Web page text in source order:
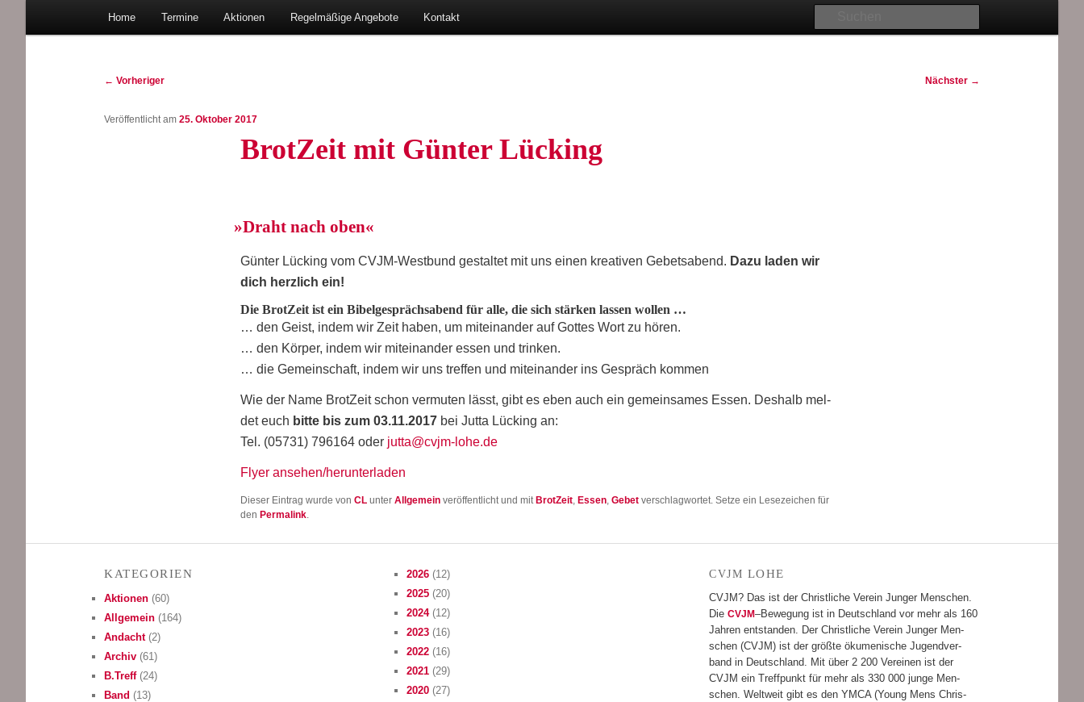
CVJM Lohe
Zum
Home Ter­mi­ne Aktio­nen Regel­mä­ßi­ge Angebote Kon­takt
Beitragsnavigation
← Vorheriger Nächster →
Brot­Zeit mit Gün­ter Lücking
Veröffentlicht am25. Oktober 2017
»Draht nach oben«
Gün­ter Lücking vom CVJM-West­bund gestal­tet mit uns einen krea­ti­ven Gebets­abend. Dazu laden wir
dich herz­lich ein!
Die Brot­Zeit ist ein Bibel­ge­sprächs­abend für alle, die sich stär­ken las­sen wollen …
… den Geist, indem wir Zeit haben, um mit­ein­an­der auf Got­tes Wort zu hören.
… den Kör­per, indem wir mit­ein­an­der ­essen und trinken.
… die Gemein­schaft, indem wir uns tref­fen und mit­ein­an­der ins ­Gespräch kommen
Wie der Name Brot­Zeit schon ver­mu­ten lässt, gibt es eben auch ein gemein­sa­mes Essen. Des­halb mel­
det euch bit­te bis zum 03.11.2017 bei Jut­ta Lücking an:
Tel. (05731) 796164 oder jutta@cvjm-lohe.de
Fly­er ansehen/herunterladen
Dieser Eintrag wurde vonCL unterAllgemein veröffentlicht und mit BrotZeit, Essen,Gebet verschlagwortet. Setze ein Lesezeichen für
den Permalink.
KATE­GO­RIEN
Aktionen (60)
Allgemein (164)
Andacht(2)
Archiv (61)
B.Treff(24)
Band (13)
2026 (12)
2025 (20)
2024(12)
2023 (16)
2022 (16)
2021 (29)
2020 (27)
CVJM LOHE
CVJM? Das ist der Christ­li­che Ver­ein Jun­ger Men­schen.
DieCVJM–Bewe­gung ist in Deutsch­land vor mehr als 160
Jah­ren ent­stan­den. Der Christ­li­che Ver­ein Jun­ger Men­
schen (CVJM) ist der größte öku­me­ni­sche Jugend­ver­
band in Deutsch­land. Mit über 2 200 Ver­ei­nen ist der
CVJM ein Treff­punkt für mehr als 330 000 junge Men­
schen. Welt­weit gibt es den YMCA (Young Mens Chris­